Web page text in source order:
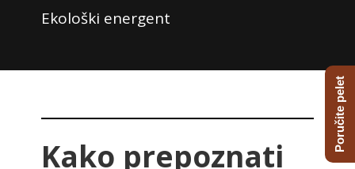
Ekološki energent
Kako prepoznati
Poručite pelet